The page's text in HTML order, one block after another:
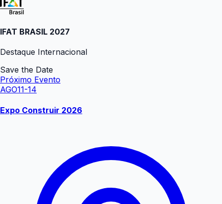
IFAT BRASIL 2027
Destaque Internacional
Save the Date
Próximo Evento
AGO11-14
Expo Construir 2026